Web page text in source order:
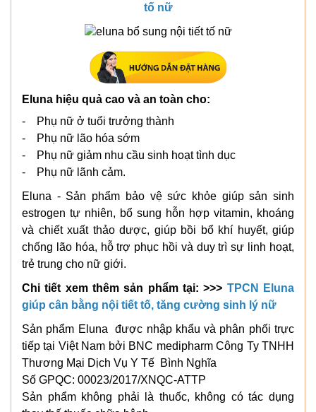
tố nữ
Eluna hiệu quả cao và an toàn cho:
- Phụ nữ ở tuổi trưởng thành
- Phụ nữ lão hóa sớm
- Phụ nữ giảm nhu cầu sinh hoạt tình dục
- Phụ nữ lãnh cảm.
Eluna - Sản phẩm bảo vệ sức khỏe giúp sản sinh
estrogen tự nhiên, bổ sung hỗn hợp vitamin, khoáng
và chiết xuất thảo dược, giúp bồi bổ khí huyết, giúp
chống lão hóa, hỗ trợ phục hồi và duy trì sự linh hoạt,
trẻ trung cho nữ giới.
Chi tiết xem thêm sản phẩm tại: >>> TPCN Eluna
giúp cân bằng nội tiết tố, tăng cường sinh lý nữ
Sản phẩm Eluna được nhập khẩu và phân phối trực
tiếp tại Việt Nam bởi BNC medipharm Công Ty TNHH
Thương Mại Dịch Vụ Y Tế Bình Nghĩa
Số GPQC: 00023/2017/XNQC-ATTP
Sản phẩm không phải là thuốc, không có tác dụng